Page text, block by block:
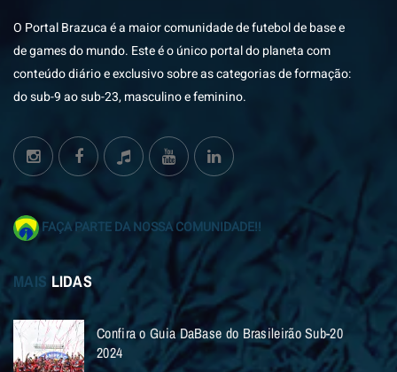
O Portal Brazuca é a maior comunidade de futebol de base e
de games do mundo. Este é o único portal do planeta com
conteúdo diário e exclusivo sobre as categorias de formação:
do sub-9 ao sub-23, masculino e feminino.
FAÇA PARTE DA NOSSA COMUNIDADE!!
MAIS LIDAS
Confira o Guia DaBase do Brasileirão Sub-20
2024